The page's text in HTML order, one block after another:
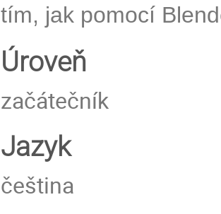
tím, jak pomocí
Úroveň
začátečník
Jazyk
čeština